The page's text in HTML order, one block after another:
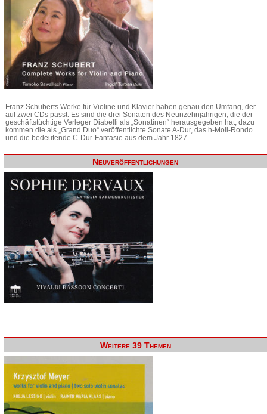
Franz Schuberts Werke für Violine und Klavier haben genau den Umfang, der
auf zwei CDs passt. Es sind die drei Sonaten des Neunzehnjährigen, die der
geschäftstüchtige Verleger Diabelli als „Sonatinen“ herausgegeben hat, dazu
kommen die als „Grand Duo“ veröffentlichte Sonate A-Dur, das h-Moll-Rondo
und die bedeutende C-Dur-Fantasie aus dem Jahr 1827.
Neuveröffentlichungen
Weitere 39 Themen